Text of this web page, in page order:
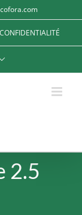
CONFIDENTIALITÉ
2.5